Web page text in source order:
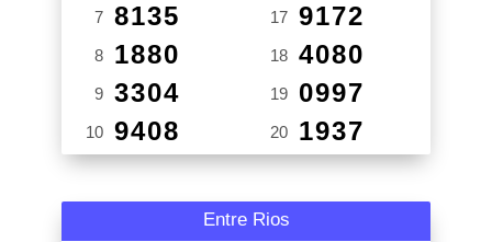
7 8135
8 1880
9 3304
10 9408
17 9172
18 4080
19 0997
20 1937
Entre Rios